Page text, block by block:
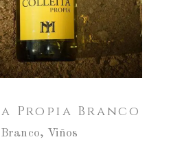
Propia Branco
Branco, Viños